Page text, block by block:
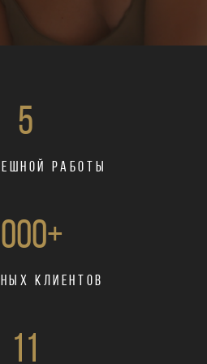
5
работы
клиентов
11